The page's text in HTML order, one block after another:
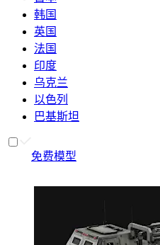
韩国
英国
法国
印度
乌克兰
以色列
巴基斯坦
免费模型